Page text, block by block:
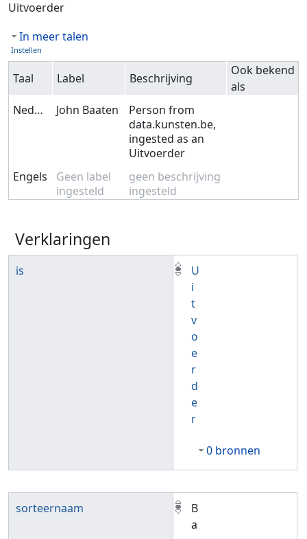
Uitvoerder
In meer talen
Instellen
Taal Label Beschrijving
Ook bekend
als
Nederlands
John Baaten
Person from
data.kunsten.be,
ingested as an
Uitvoerder
Engels
Geen label
ingesteld
geen beschrijving
ingesteld
Verklaringen
is
U
i
t
v
o
e
r
d
e
r
0 bronnen
sorteernaam
B
a